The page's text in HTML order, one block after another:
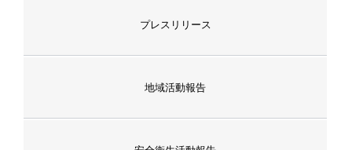
プレスリリース
地域活動報告